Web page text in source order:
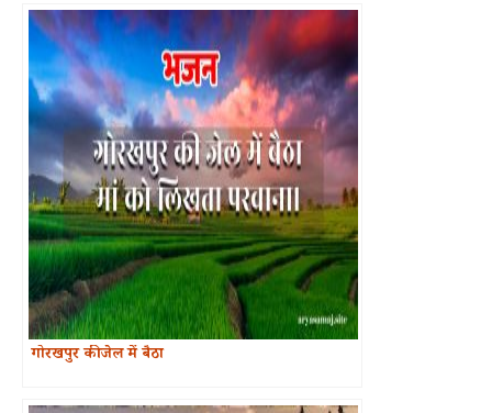
गोरखपुर की जेल में बैठा